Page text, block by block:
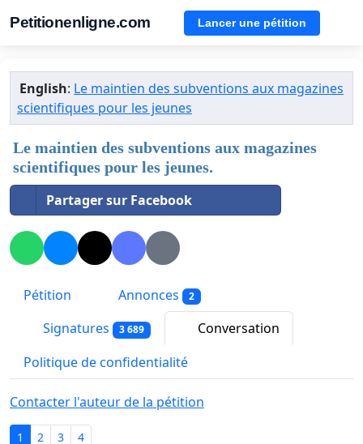
Petitionenligne.com Lancer une pétition
English: Le maintien des subventions aux magazines
scientifiques pour les jeunes
Le maintien des subventions aux magazines
scientifiques pour les jeunes.
Partager sur Facebook
Pétition Annonces 2
Signatures 3 689
Conversation
Politique de confidentialité
Contacter l'auteur de la pétition
1 2 3 4